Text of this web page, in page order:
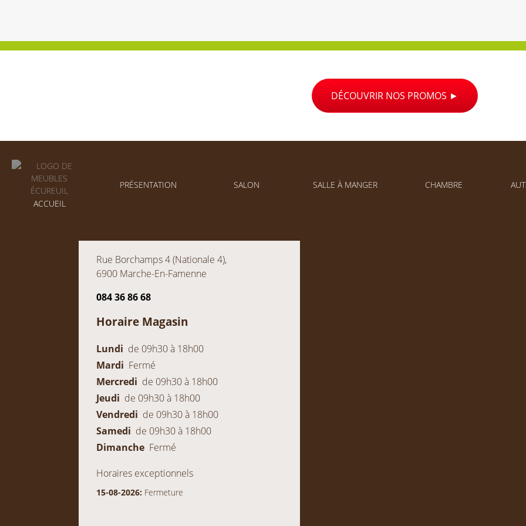
DÉCOUVRIR NOS PROMOS
ACCUEIL
PRÉSENTATION SALON SALLE À MANGER CHAMBRE
Rue Borchamps 4 (Nationale 4),
6900 Marche-En-Famenne
084 36 86 68
Horaire Magasin
Lundi de 09h30 à 18h00
Mardi Fermé
Mercredi de 09h30 à 18h00
Jeudi de 09h30 à 18h00
Vendredi de 09h30 à 18h00
Samedi de 09h30 à 18h00
Dimanche Fermé
Horaires exceptionnels
15-08-2026: Fermeture